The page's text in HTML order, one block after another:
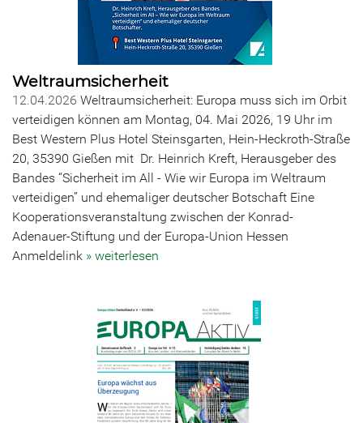
Weltraumsicherheit
12.04.2026 Weltraumsicherheit: Europa muss sich im Orbit
verteidigen können am Montag, 04. Mai 2026, 19 Uhr im
Best Western Plus Hotel Steinsgarten, Hein-Heckroth-Straße
20, 35390 Gießen mit Dr. Heinrich Kreft, Herausgeber des
Bandes “Sicherheit im All - Wie wir Europa im Weltraum
verteidigen” und ehemaliger deutscher Botschaft Eine
Kooperationsveranstaltung zwischen der Konrad-
Adenauer-Stiftung und der Europa-Union Hessen
Anmeldelink » weiterlesen